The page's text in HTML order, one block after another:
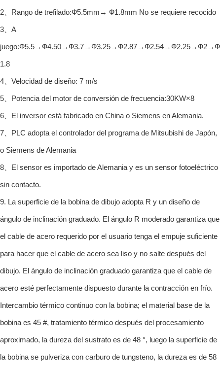
2、Rango de trefilado:Ф5.5mm→ Ф1.8mm No se requiere recocido
3、A
juego:Ф5.5→Ф4.50→Ф3.7→Ф3.25→Ф2.87→Ф2.54→Ф2.25→Ф2→Ф
1.8
4、Velocidad de diseño: 7 m/s
5、Potencia del motor de conversión de frecuencia:30KW×8
6、El inversor está fabricado en China o Siemens en Alemania.
7、PLC adopta el controlador del programa de Mitsubishi de Japón,
o Siemens de Alemania
8、El sensor es importado de Alemania y es un sensor fotoeléctrico
sin contacto.
9. La superficie de la bobina de dibujo adopta R y un diseño de
ángulo de inclinación graduado. El ángulo R moderado garantiza que
el cable de acero requerido por el usuario tenga el empuje suficiente
para hacer que el cable de acero sea liso y no salte después del
dibujo. El ángulo de inclinación graduado garantiza que el cable de
acero esté perfectamente dispuesto durante la contracción en frío.
Intercambio térmico continuo con la bobina; el material base de la
bobina es 45 #, tratamiento térmico después del procesamiento
aproximado, la dureza del sustrato es de 48 °, luego la superficie de
la bobina se pulveriza con carburo de tungsteno, la dureza es de 58